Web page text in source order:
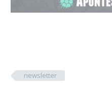
newsletter